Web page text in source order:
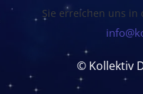
Sie erreichen uns in
© Kollektiv